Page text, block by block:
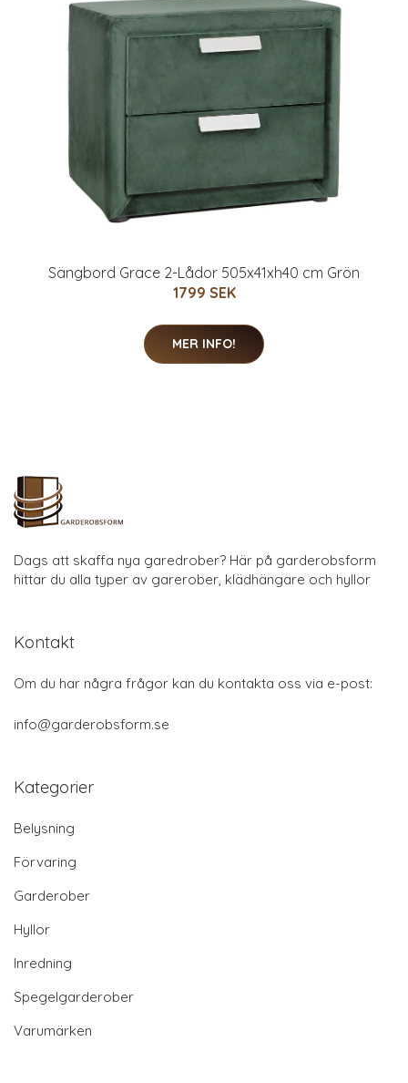
Sängbord Grace 2-Lådor 505x41xh40 cm Grön
1799 SEK
MER INFO!
Dags att skaffa nya garedrober? Här på garderobsform
hittar du alla typer av garerober, klädhängare och hyllor
Kontakt
Om du har några frågor kan du kontakta oss via e-post:
info@garderobsform.se
Kategorier
Belysning
Förvaring
Garderober
Hyllor
Inredning
Spegelgarderober
Varumärken